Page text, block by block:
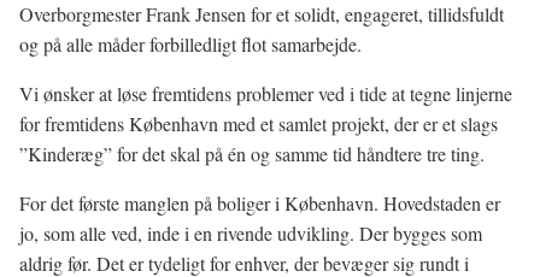
Overborgmester Frank Jensen for et solidt, engageret, tillidsfuldt
og på alle måder forbilledligt flot samarbejde.
Vi ønsker at løse fremtidens problemer ved i tide at tegne linjerne
for fremtidens København med et samlet projekt, der er et slags
”Kinderæg” for det skal på én og samme tid håndtere tre ting.
For det første manglen på boliger i København. Hovedstaden er
jo, som alle ved, inde i en rivende udvikling. Der bygges som
aldrig før. Det er tydeligt for enhver, der bevæger sig rundt i